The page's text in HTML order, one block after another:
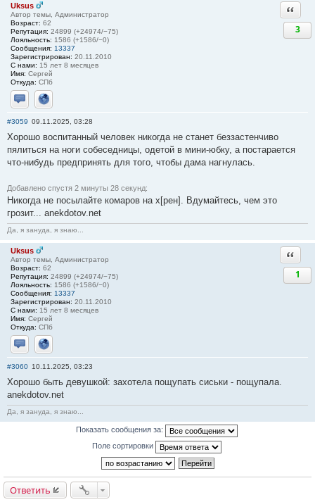
Uksus
Автор темы, Администратор
Возраст: 62
Репутация: 24899 (+24974/−75)
Лояльность: 1586 (+1586/−0)
Сообщения: 13337
Зарегистрирован: 20.11.2010
С нами: 15 лет 8 месяцев
Имя: Сергей
Откуда: СПб
Отправить личное сообщение
Сайт
3
#3059 09.11.2025, 03:28
Хорошо воспитанный человек никогда не станет беззастенчиво
пялиться на ноги собеседницы, одетой в мини-юбку, а постарается
что-нибудь предпринять для того, чтобы дама нагнулась.
Добавлено спустя 2 минуты 28 секунд:
Никогда не посылайте комаров на х[рен]. Вдумайтесь, чем это
грозит... anekdotov.net
Да, я зануда, я знаю...
Uksus
Автор темы, Администратор
Возраст: 62
Репутация: 24899 (+24974/−75)
Лояльность: 1586 (+1586/−0)
Сообщения: 13337
Зарегистрирован: 20.11.2010
С нами: 15 лет 8 месяцев
Имя: Сергей
Откуда: СПб
Отправить личное сообщение
Сайт
1
#3060 10.11.2025, 03:23
Хорошо быть девушкой: захотела пощупать сиськи - пощупала.
anekdotov.net
Да, я зануда, я знаю...
Показать сообщения за:
Поле сортировки
Ответить